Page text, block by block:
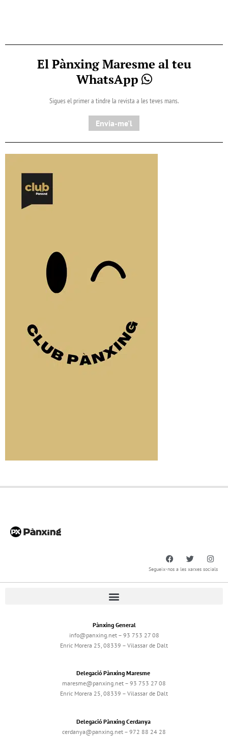
El Pànxing Maresme al teu
WhatsApp
Sigues el primer a tindre la revista a les teves mans.
Envia-me'l
Segueix-nos a les xarxes socials
Pànxing General
info@panxing.net – 93 753 27 08
Enric Morera 25, 08339 – Vilassar de Dalt
Delegació Pànxing Maresme
maresme@panxing.net – 93 753 27 08
Enric Morera 25, 08339 – Vilassar de Dalt
Delegació Pànxing Cerdanya
cerdanya@panxing.net – 972 88 24 28